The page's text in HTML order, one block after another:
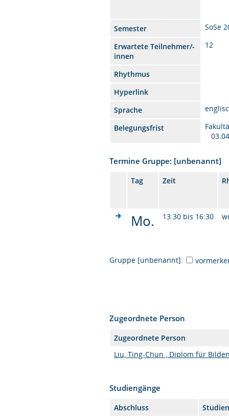
Semester
SoSe
Erwartete Teilnehmer/-
innen
12
Rhythmus
Hyperlink
Sprache
Belegungsfrist
Termine Gruppe: [unbenannt]
Tag Zeit
Mo. 13:30 bis 16:30
Gruppe [unbenannt]:
Zugeordnete Person
Zugeordnete Person
Liu, Ting-Chun , Diplom für
Studiengänge
Abschluss